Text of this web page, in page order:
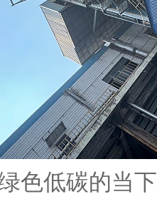
色低碳的当